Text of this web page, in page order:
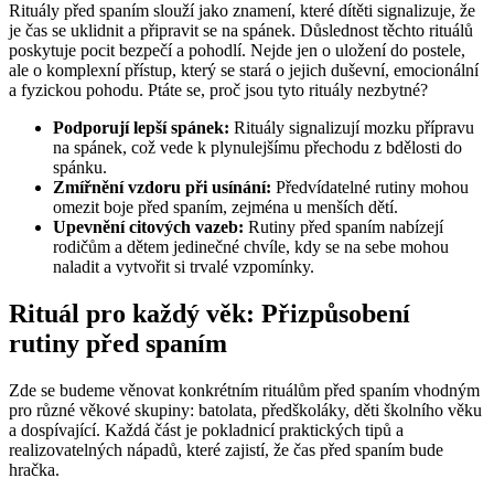
Rituály před spaním slouží jako znamení, které dítěti signalizuje, že
je čas se uklidnit a připravit se na spánek. Důslednost těchto rituálů
poskytuje pocit bezpečí a pohodlí. Nejde jen o uložení do postele,
ale o komplexní přístup, který se stará o jejich duševní, emocionální
a fyzickou pohodu. Ptáte se, proč jsou tyto rituály nezbytné?
Podporují lepší spánek: Rituály signalizují mozku přípravu
na spánek, což vede k plynulejšímu přechodu z bdělosti do
spánku.
Zmířnění vzdoru při usínání: Předvídatelné rutiny mohou
omezit boje před spaním, zejména u menších dětí.
Upevnění citových vazeb: Rutiny před spaním nabízejí
rodičům a dětem jedinečné chvíle, kdy se na sebe mohou
naladit a vytvořit si trvalé vzpomínky.
Rituál pro každý věk: Přizpůsobení
rutiny před spaním
Zde se budeme věnovat konkrétním rituálům před spaním vhodným
pro různé věkové skupiny: batolata, předškoláky, děti školního věku
a dospívající. Každá část je pokladnicí praktických tipů a
realizovatelných nápadů, které zajistí, že čas před spaním bude
hračka.